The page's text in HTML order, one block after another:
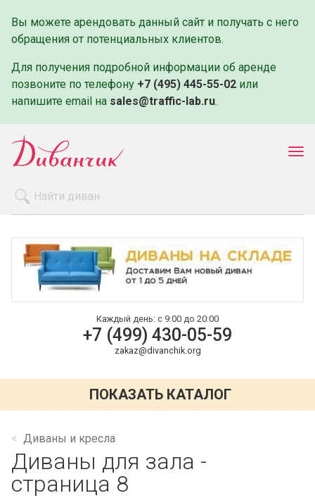
Вы можете арендовать данный сайт и получать с него
обращения от потенциальных клиентов.
Для получения подробной информации об аренде
позвоните по телефону +7 (495) 445-55-02 или
напишите email на sales@traffic-lab.ru.
Оплата и доставка
Контакты
Каждый день: с 9:00 до 20:00
+7 (499) 430-05-59
zakaz@divanchik.org
ПОКАЗАТЬ КАТАЛОГ
Диваны и кресла
Диваны для зала -
страница 8